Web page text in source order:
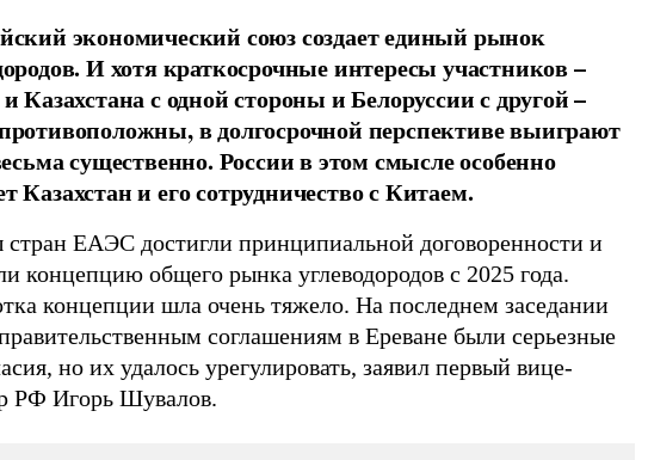
экономический союз создает единый рынок
И хотя краткосрочные интересы участников –
Казахстана с одной стороны и Белоруссии с другой –
в долгосрочной перспективе выиграют
существенно. России в этом смысле особенно
Казахстан и его сотрудничество с Китаем.
ЕАЭС достигли принципиальной договоренности и
концепцию общего рынка углеводородов с 2025 года.
концепции шла очень тяжело. На последнем заседании
соглашениям в Ереване были серьезные
но их удалось урегулировать, заявил первый вице-
РФ Игорь Шувалов.